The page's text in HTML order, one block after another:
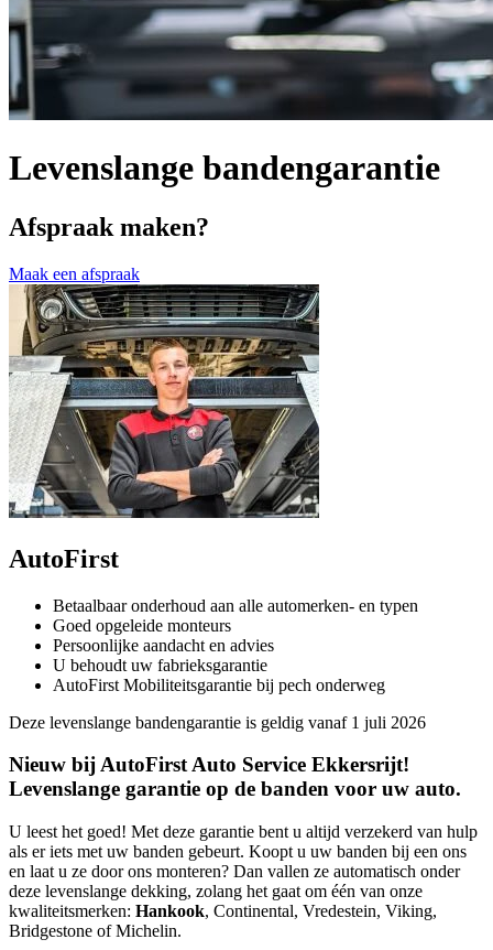
Levenslange bandengarantie
Afspraak maken?
Maak een afspraak
AutoFirst
Betaalbaar onderhoud aan alle automerken- en typen
Goed opgeleide monteurs
Persoonlijke aandacht en advies
U behoudt uw fabrieksgarantie
AutoFirst Mobiliteitsgarantie bij pech onderweg
Deze levenslange bandengarantie is geldig vanaf 1 juli 2026
Nieuw bij AutoFirst Auto Service Ekkersrijt!
Levenslange garantie op de banden voor uw auto.
U leest het goed! Met deze garantie bent u altijd verzekerd van hulp
als er iets met uw banden gebeurt. Koopt u uw banden bij een ons
en laat u ze door ons monteren? Dan vallen ze automatisch onder
deze levenslange dekking, zolang het gaat om één van onze
kwaliteitsmerken: Hankook, Continental, Vredestein, Viking,
Bridgestone of Michelin.